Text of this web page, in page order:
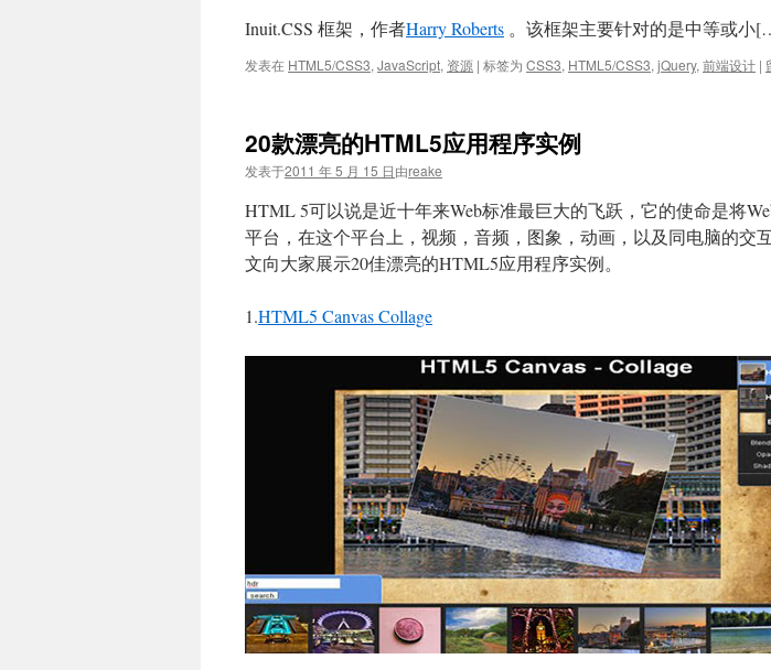
Inuit.CSS 框架，作者Harry Roberts 。该框架主要针对的是中等或
发表在 HTML5/CSS3, JavaScript, 资源 | 标签为 CSS3, HTML5/CSS3, jQuery, 前端设计 |
20款漂亮的HTML5应用程序实例
发表于2011 年 5 月 15 日由reake
HTML 5可以说是近十年来Web标准最巨大的飞跃，它的使命是将
平台，在这个平台上，视频，音频，图象，动画，以及同电脑的交
文向大家展示20佳漂亮的HTML5应用程序实例。
1.HTML5 Canvas Collage